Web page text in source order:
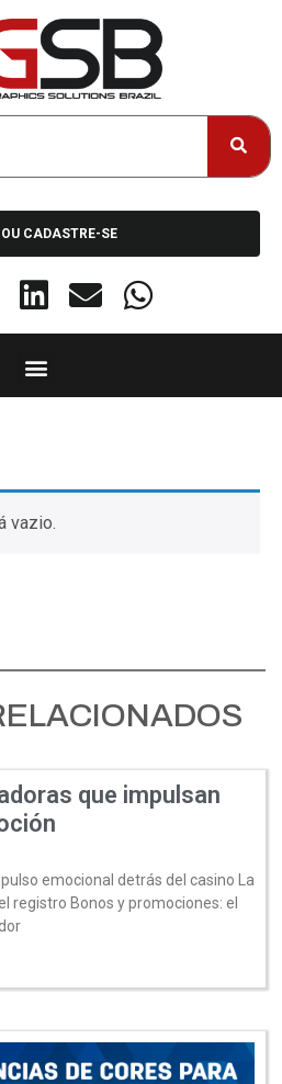
OU CADASTRE-SE
vazio.
que impulsan
emocional detrás del casino La
registro Bonos y promociones: el